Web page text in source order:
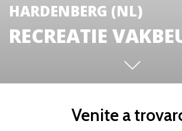
HARDENBERG (NL)
RECREATIE
Venite a